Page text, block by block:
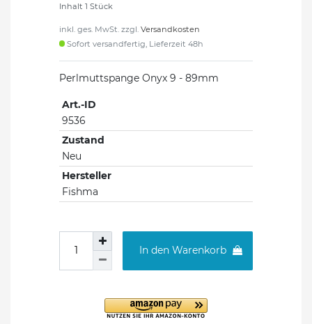
Inhalt 1 Stück
inkl. ges. MwSt. zzgl. Versandkosten
Sofort versandfertig, Lieferzeit 48h
Perlmuttspange Onyx 9 - 89mm
Art.-ID
9536
Zustand
Neu
Hersteller
Fishma
In den Warenkorb